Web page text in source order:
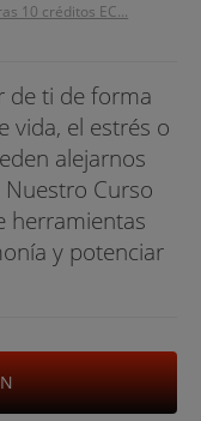
10 créditos EC...
de ti de forma
vida, el estrés o
alejarnos
Curso
herramientas
y potenciar